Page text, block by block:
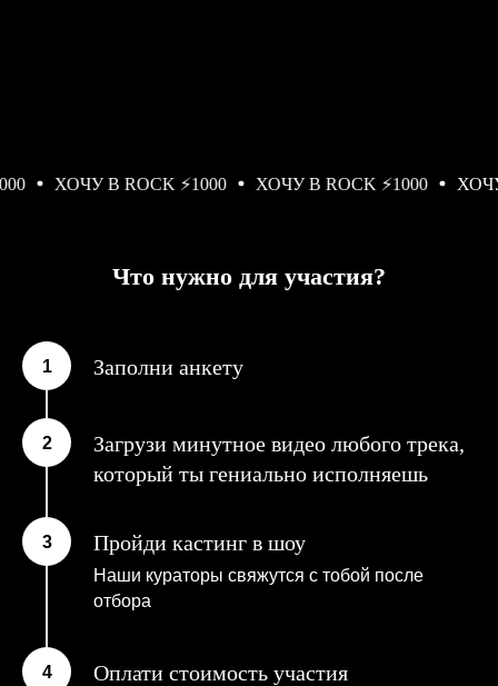
ХОЧУ В ROCK ⚡️1000 ХОЧУ В ROCK ⚡️1000 ХОЧУ В
Что нужно для участия?
Заполни анкету
Загрузи минутное видео любого трека,
который ты гениально исполняешь
Пройди кастинг в шоу
Наши кураторы свяжутся с тобой после
отбора
Оплати стоимость участия